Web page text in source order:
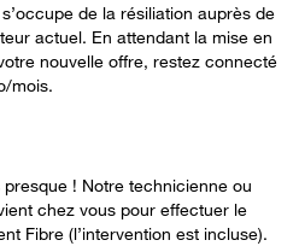
de la résiliation auprès de
actuel. En attendant la mise en
nouvelle offre, restez connecté
mois.
presque ! Notre technicienne ou
chez vous pour effectuer le
Fibre (l’intervention est incluse).